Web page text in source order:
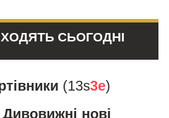
СЬОГОДНІ
(13s3e)
нові